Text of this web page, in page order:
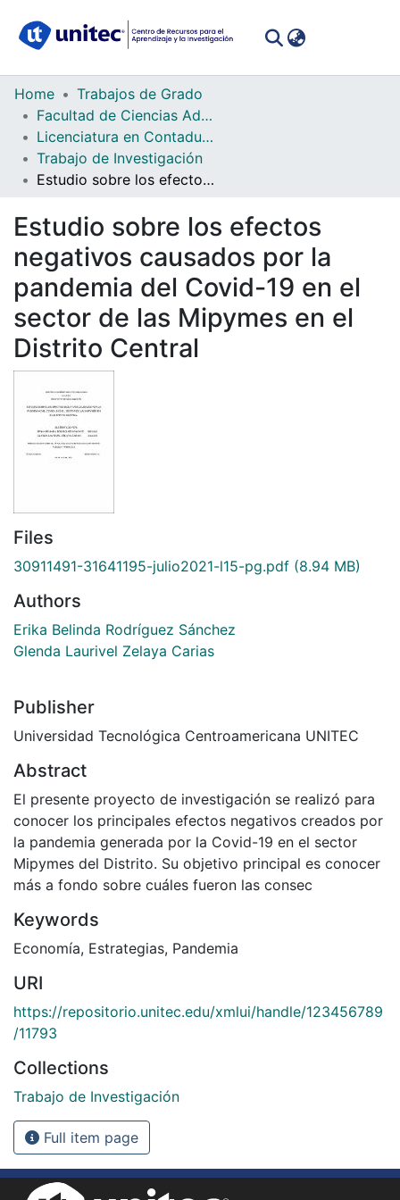
Communities
Collections
All of DSpace
Statistics
Home
Trabajos de Grado
Facultad de Ciencias Administrativas y Sociales
Licenciatura en Contaduría Pública y Finanzas
Trabajo de Investigación
Estudio sobre los efectos negativos causados por la pandemia del Covid-19 en el sector de las Mipymes en el Distrito Central
Estudio sobre los efectos
negativos causados por la
pandemia del Covid-19 en el
sector de las Mipymes en el
Distrito Central
Files
30911491-31641195-julio2021-l15-pg.pdf (8.94 MB)
Authors
Erika Belinda Rodríguez Sánchez
Glenda Laurivel Zelaya Carias
Publisher
Universidad Tecnológica Centroamericana UNITEC
Abstract
El presente proyecto de investigación se realizó para
conocer los principales efectos negativos creados por
la pandemia generada por la Covid-19 en el sector
Mipymes del Distrito. Su objetivo principal es conocer
más a fondo sobre cuáles fueron las consec
Keywords
Economía, Estrategias, Pandemia
URI
https://repositorio.unitec.edu/xmlui/handle/123456789
/11793
Collections
Trabajo de Investigación
Full item page